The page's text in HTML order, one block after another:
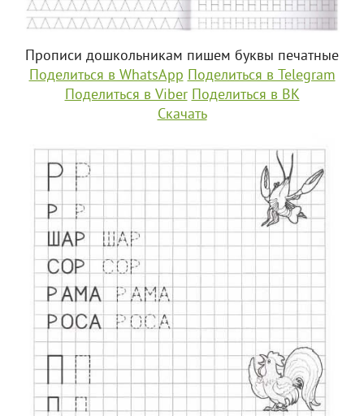
Прописи дошкольникам пишем буквы печатные
Поделиться в WhatsApp Поделиться в Telegram
Поделиться в Viber Поделиться в ВК
Скачать